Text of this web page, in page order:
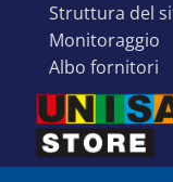
struttura del
monitoraggio
albo fornitori